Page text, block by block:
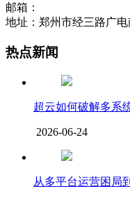
邮箱：
地址：郑州市经三路广
热点新闻
超云如何破解多系
2026-06-24
从多平台运营困局